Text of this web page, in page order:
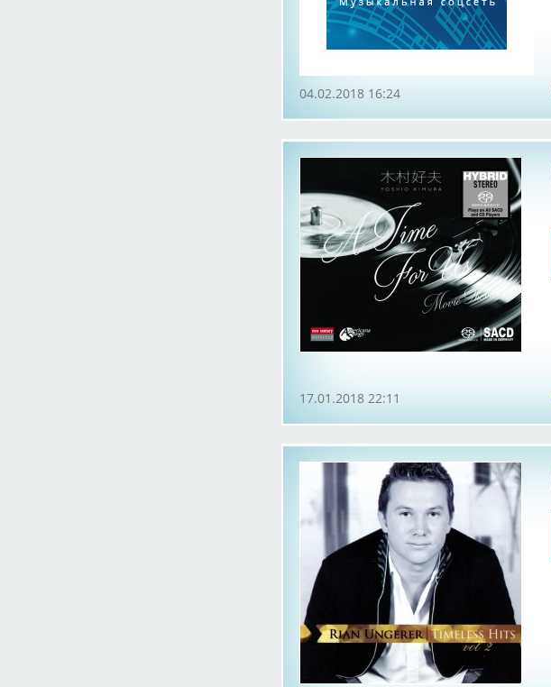
04.02.2018 16:24
17.01.2018 22:11